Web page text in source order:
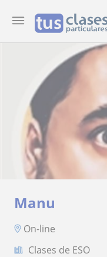
Manu
On-line
Clases de ESO